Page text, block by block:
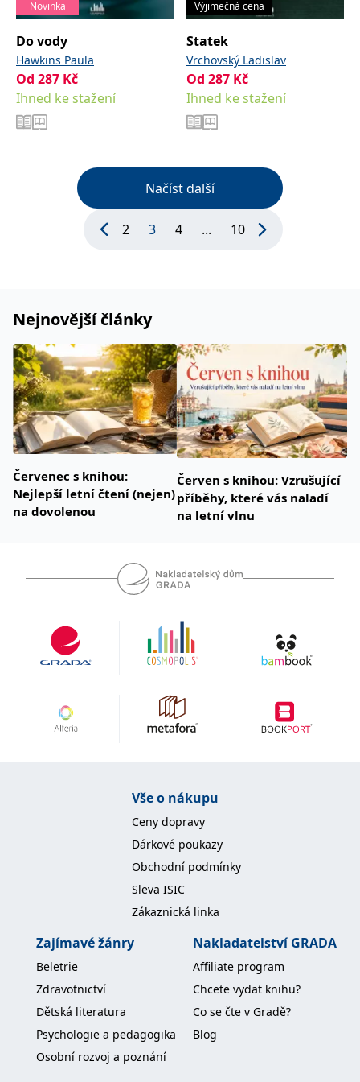
Novinka
Do vody
Hawkins Paula
Od 287 Kč
Ihned ke stažení
Výjimečná cena
Statek
Vrchovský Ladislav
Od 287 Kč
Ihned ke stažení
Načíst další
2 3 4 ... 10
Nejnovější články
Červenec s knihou:
Nejlepší letní čtení (nejen)
na dovolenou
Červen s knihou: Vzrušující
příběhy, které vás naladí
na letní vlnu
Vše o nákupu
Ceny dopravy
Dárkové poukazy
Obchodní podmínky
Sleva ISIC
Zákaznická linka
Zajímavé žánry
Beletrie
Zdravotnictví
Dětská literatura
Psychologie a pedagogika
Osobní rozvoj a poznání
Nakladatelství GRADA
Affiliate program
Chcete vydat knihu?
Co se čte v Gradě?
Blog